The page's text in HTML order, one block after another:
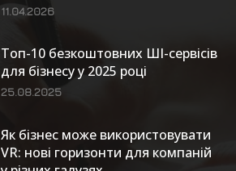
11.04.2026
Топ-10 безкоштовних ШІ-сервісів
для бізнесу у 2025 році
25.08.2025
Як бізнес може використовувати
VR: нові горизонти для компаній